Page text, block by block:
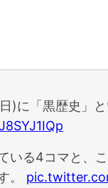
)に「黒歴史」と
いる4コマと、
。